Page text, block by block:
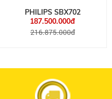
PHILIPS SBX702
187.500.000đ
216.875.000đ